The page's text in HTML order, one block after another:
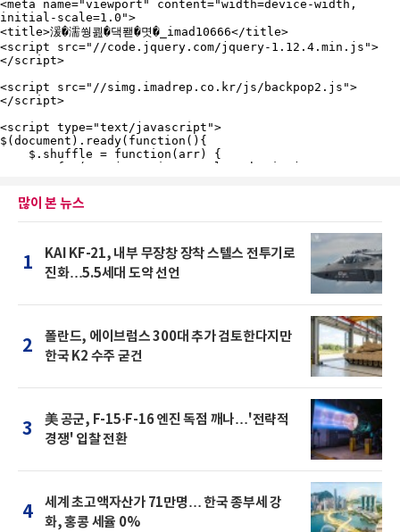
많이 본 뉴스
1
KAI KF-21, 내부 무장창 장착 스텔스 전투기로
진화…5.5세대 도약 선언
2
폴란드, 에이브럼스 300대 추가 검토한다지만
한국 K2 수주 굳건
3
美 공군, F-15·F-16 엔진 독점 깨나…'전략적
경쟁' 입찰 전환
4
세계 초고액자산가 71만명… 한국 종부세 강
화, 홍콩 세율 0%